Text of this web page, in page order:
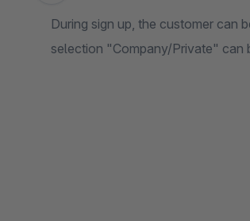
During sign up, the customer can
selection "Company/Private" can